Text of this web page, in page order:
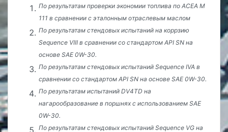
По результатам проверки экономии топлива по ACEA M
111 в сравнении с эталонным отраслевым маслом
По результатам стендовых испытаний на коррзию
Sequence VIII в сравнении со стандартом API SN на
основе SAE 0W-30.
По результатам стендовых испытаний Sequence IVA в
сравнении со стандартом API SN на основе SAE 0W-30.
По результатам испытаний DV4TD на
нагарообразование в поршнях с использованием SAE
0W-30.
По результатам стендовых испытаний Sequence VG на